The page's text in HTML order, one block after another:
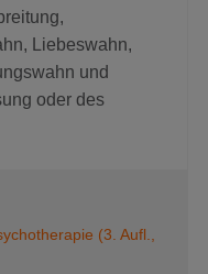
Liebeswahn,
und
oder des
(3. Aufl.,